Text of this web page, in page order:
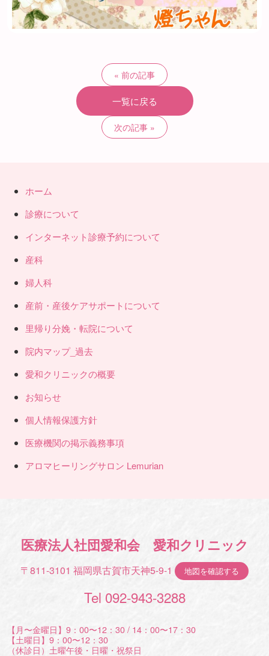
前の記事
一覧に戻る
次の記事
ホーム
診療について
インターネット診療予約について
産科
婦人科
産前・産後ケアサポートについて
里帰り分娩・転院について
院内マップ_過去
愛和クリニックの概要
お知らせ
個人情報保護方針
医療機関の掲示義務事項
アロマヒーリングサロン Lemurian
医療法人社団愛和会 愛和クリニック
〒811-3101 福岡県古賀市天神5-9-1 地図を確認する
Tel 092-943-3288
【月〜金曜日】9：00〜12：30 / 14：00〜17：30
【土曜日】9：00〜12：30
（休診日）土曜午後・日曜・祝祭日